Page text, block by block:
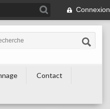
Connexion
Contact